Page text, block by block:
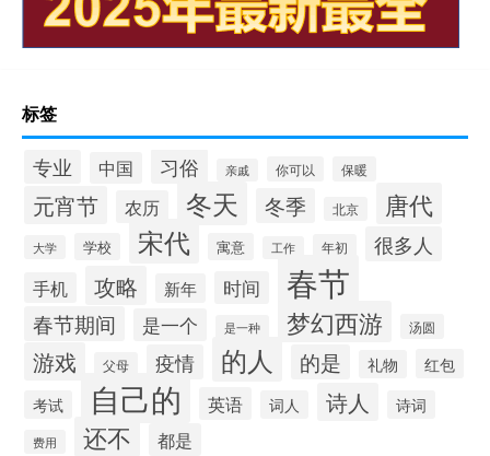
标签
专业 中国 习俗 亲戚 你可以 保暖
元宵节 农历 冬天 冬季 北京 唐代
大学 学校 宋代 寓意 工作 年初 很多人
手机 攻略 新年 时间 春节
春节期间 是一个 是一种 梦幻西游 汤圆
游戏 父母 疫情 的人 的是 礼物 红包
考试 自己的 英语 词人 诗人 诗词
费用 还不 都是